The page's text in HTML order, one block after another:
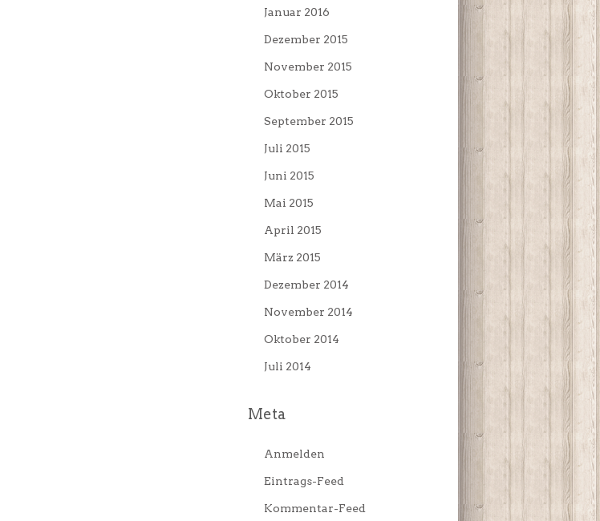
Januar 2016
Dezember 2015
November 2015
Oktober 2015
September 2015
Juli 2015
Juni 2015
Mai 2015
April 2015
März 2015
Dezember 2014
November 2014
Oktober 2014
Juli 2014
Meta
Anmelden
Eintrags-Feed
Kommentar-Feed